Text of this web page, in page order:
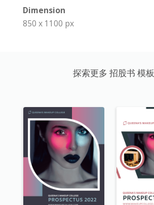
Dimension
850 x 1100 px
探索更多 招股书 模板